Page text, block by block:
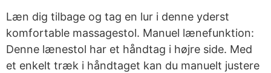
Læn dig tilbage og tag en lur i denne yderst
komfortable massagestol. Manuel lænefunktion:
Denne lænestol har et håndtag i højre side. Med
et enkelt træk i håndtaget kan du manuelt justere